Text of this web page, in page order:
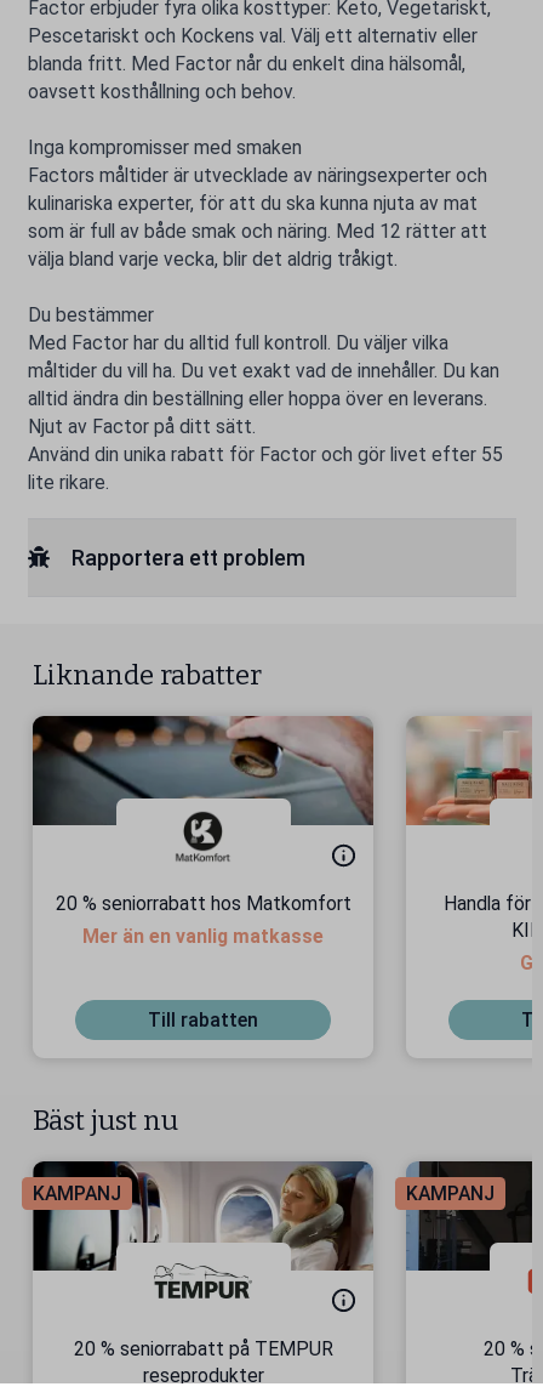
Factor erbjuder fyra olika kosttyper: Keto, Vegetariskt,
Pescetariskt och Kockens val. Välj ett alternativ eller
blanda fritt. Med Factor når du enkelt dina hälsomål,
oavsett kosthållning och behov.
Inga kompromisser med smaken
Factors måltider är utvecklade av näringsexperter och
kulinariska experter, för att du ska kunna njuta av mat
som är full av både smak och näring. Med 12 rätter att
välja bland varje vecka, blir det aldrig tråkigt.
Du bestämmer
Med Factor har du alltid full kontroll. Du väljer vilka
måltider du vill ha. Du vet exakt vad de innehåller. Du kan
alltid ändra din beställning eller hoppa över en leverans.
Njut av Factor på ditt sätt.
Använd din unika rabatt för Factor och gör livet efter 55
lite rikare.
Rapportera ett problem
Liknande rabatter
20 % seniorrabatt hos Matkomfort
Mer än en vanlig matkasse
Till rabatten
Handla för
Bäst just nu
KAMPANJ
20 % seniorrabatt på TEMPUR
reseprodukter
KAMPANJ
20 %